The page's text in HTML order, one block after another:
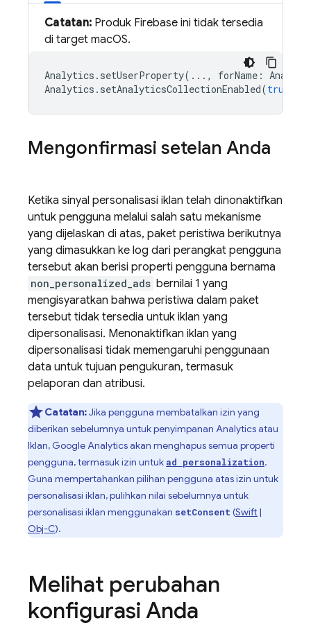
Catatan: Produk Firebase ini tidak tersedia
di target macOS.
Analytics . setUserProperty(..., forName :
Analytics . setAnalyticsCollectionEnabled(true
Mengonfirmasi setelan Anda
Ketika sinyal personalisasi iklan telah dinonaktifkan
untuk pengguna melalui salah satu mekanisme
yang dijelaskan di atas, paket peristiwa berikutnya
yang dimasukkan ke log dari perangkat pengguna
tersebut akan berisi properti pengguna bernama
non_personalized_ads bernilai 1 yang
mengisyaratkan bahwa peristiwa dalam paket
tersebut tidak tersedia untuk iklan yang
dipersonalisasi. Menonaktifkan iklan yang
dipersonalisasi tidak memengaruhi penggunaan
data untuk tujuan pengukuran, termasuk
pelaporan dan atribusi.
Catatan:Jika pengguna membatalkan izin yang
diberikan sebelumnya untuk penyimpanan Analytics atau
Iklan, Google Analytics akan menghapus semua properti
pengguna, termasuk izin untuk ad personalization.
Guna mempertahankan pilihan pengguna atas izin untuk
personalisasi iklan, pulihkan nilai sebelumnya untuk
personalisasi iklan menggunakan setConsent (Swift |
Obj-C).
Melihat perubahan
konfigurasi Anda